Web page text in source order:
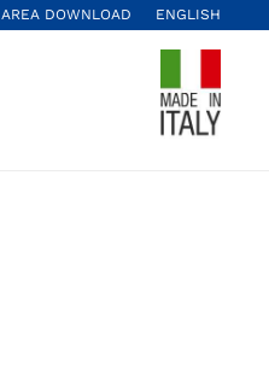
AREA DOWNLOAD ENGLISH